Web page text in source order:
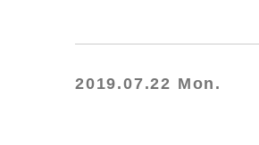
2019.07.22 Mon.